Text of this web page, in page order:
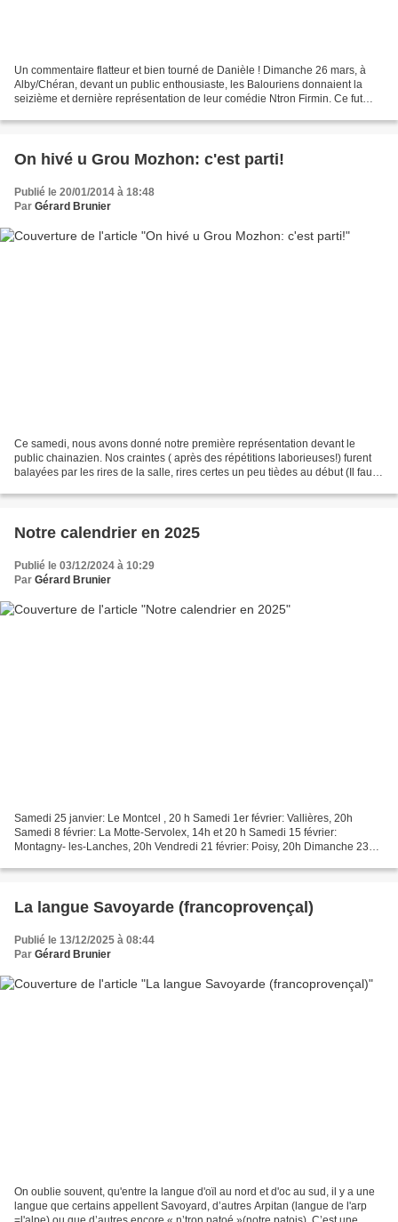
Un commentaire flatteur et bien tourné de Danièle ! Dimanche 26 mars, à
Alby/Chéran, devant un public enthousiaste, les Balouriens donnaient la
seizième et dernière représentation de leur comédie Ntron Firmin. Ce fut
On hivé u Grou Mozhon: c'est parti!
Publié le 20/01/2014 à 18:48
Par Gérard Brunier
Ce samedi, nous avons donné notre première représentation devant le
public chainazien. Nos craintes ( après des répétitions laborieuses!) furent
balayées par les rires de la salle, rires certes un peu tièdes au début (Il faut
Notre calendrier en 2025
Publié le 03/12/2024 à 10:29
Par Gérard Brunier
Samedi 25 janvier: Le Montcel , 20 h Samedi 1er février: Vallières, 20h
Samedi 8 février: La Motte-Servolex, 14h et 20 h Samedi 15 février:
Montagny- les-Lanches, 20h Vendredi 21 février: Poisy, 20h Dimanche 23
La langue Savoyarde (francoprovençal)
Publié le 13/12/2025 à 08:44
Par Gérard Brunier
On oublie souvent, qu'entre la langue d'oïl au nord et d'oc au sud, il y a une
langue que certains appellent Savoyard, d’autres Arpitan (langue de l'arp